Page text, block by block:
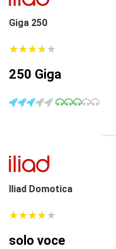
Giga 250
★★★★★
★★★★★
250 Giga
Iliad Domotica
★★★★★
★★★★★
solo voce